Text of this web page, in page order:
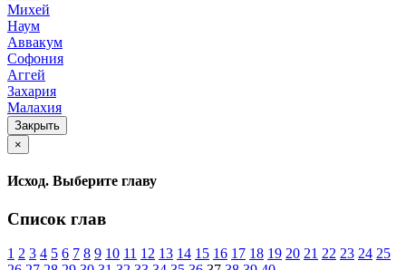
Михей
Наум
Аввакум
Софония
Аггей
Захария
Малахия
Закрыть
×
Исход. Выберите главу
Список глав
1 2 3 4 5 6 7 8 9 10 11 12 13 14 15 16 17 18 19 20 21 22 23 24 25